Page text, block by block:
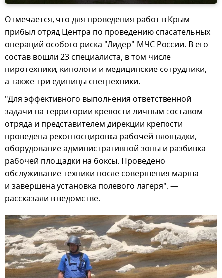
Отмечается, что для проведения работ в Крым
прибыл отряд Центра по проведению спасательных
операций особого риска "Лидер" МЧС России. В его
состав вошли 23 специалиста, в том числе
пиротехники, кинологи и медицинские сотрудники,
а также три единицы спецтехники.
"Для эффективного выполнения ответственной
задачи на территории крепости личным составом
отряда и представителем дирекции крепости
проведена рекогносцировка рабочей площадки,
оборудование административной зоны и разбивка
рабочей площадки на боксы. Проведено
обслуживание техники после совершения марша
и завершена установка полевого лагеря", —
рассказали в ведомстве.